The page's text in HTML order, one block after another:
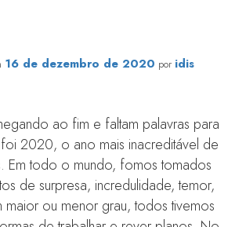
16 de dezembro de 2020 por idis
ao fim e faltam palavras para
2020, o ano mais inacreditável de
Em todo o mundo, fomos tomados
de surpresa, incredulidade, temor,
maior ou menor grau, todos tivemos